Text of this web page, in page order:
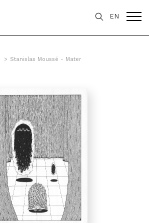
EN
> Stanislas Moussé - Mater